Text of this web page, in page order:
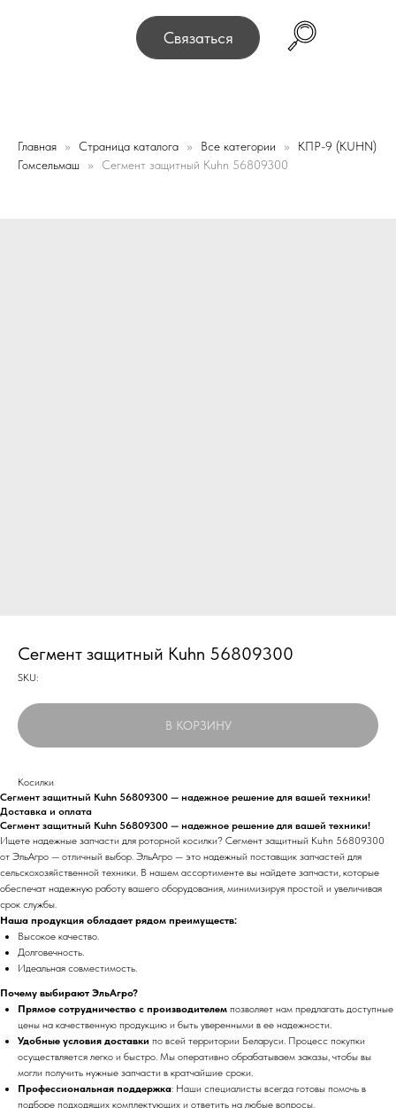
Связаться
Минск, переулок Промышленный 16, офис № 15 2-й
Главная Страница каталога Все категории
КПР-9 (KUHN)
Гомсельмаш
Сегмент защитный Kuhn 56809300
Сегмент защитный Kuhn 56809300
SKU:
В КОРЗИНУ
Косилки
Сегмент защитный Kuhn 56809300 — надежное решение для вашей техники!
Доставка и оплата
Сегмент защитный Kuhn 56809300 — надежное решение для вашей техники!
Ищете надежные запчасти для роторной косилки? Сегмент защитный Kuhn 56809300
от ЭльАгро — отличный выбор. ЭльАгро — это надежный поставщик запчастей для
сельскохозяйственной техники. В нашем ассортименте вы найдете запчасти, которые
обеспечат надежную работу вашего оборудования, минимизируя простой и увеличивая
срок службы.
Наша продукция обладает рядом преимуществ:
Высокое качество.
Долговечность.
Идеальная совместимость.
Почему выбирают ЭльАгро?
Прямое сотрудничество с производителем позволяет нам предлагать доступные
цены на качественную продукцию и быть уверенными в ее надежности.
Удобные условия доставки по всей территории Беларуси. Процесс покупки
осуществляется легко и быстро. Мы оперативно обрабатываем заказы, чтобы вы
могли получить нужные запчасти в кратчайшие сроки.
Профессиональная поддержка: Наши специалисты всегда готовы помочь в
подборе подходящих комплектующих и ответить на любые вопросы.